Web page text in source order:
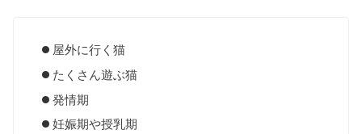
屋外に行く猫
たくさん遊ぶ猫
発情期
妊娠期や授乳期